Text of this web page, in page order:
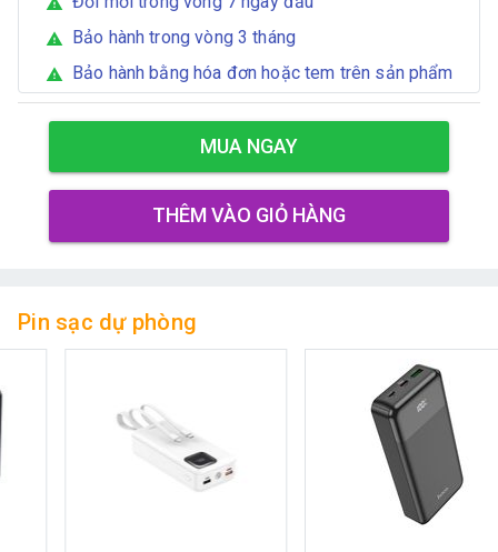
warning Bảo hành trong vòng 3 tháng
warning Bảo hành bằng hóa đơn hoặc tem trên sản phẩm
MUA NGAY
THÊM VÀO GIỎ HÀNG
Pin sạc dự phòng